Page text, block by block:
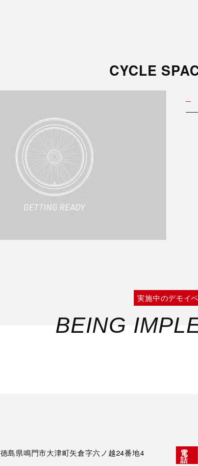
CYCLE
実施中のデモイ
BEING
徳島県鳴門市大津町矢倉字六ノ越24番地4 電
話